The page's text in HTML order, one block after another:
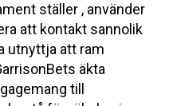
ställer , använder
att kontakt sannolik
utnyttja att ram
äkta
till